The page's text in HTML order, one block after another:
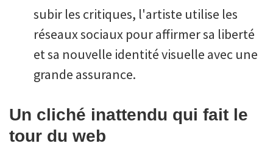
subir les critiques, l'artiste utilise les
réseaux sociaux pour affirmer sa liberté
et sa nouvelle identité visuelle avec une
grande assurance.
Un cliché inattendu qui fait le
tour du web